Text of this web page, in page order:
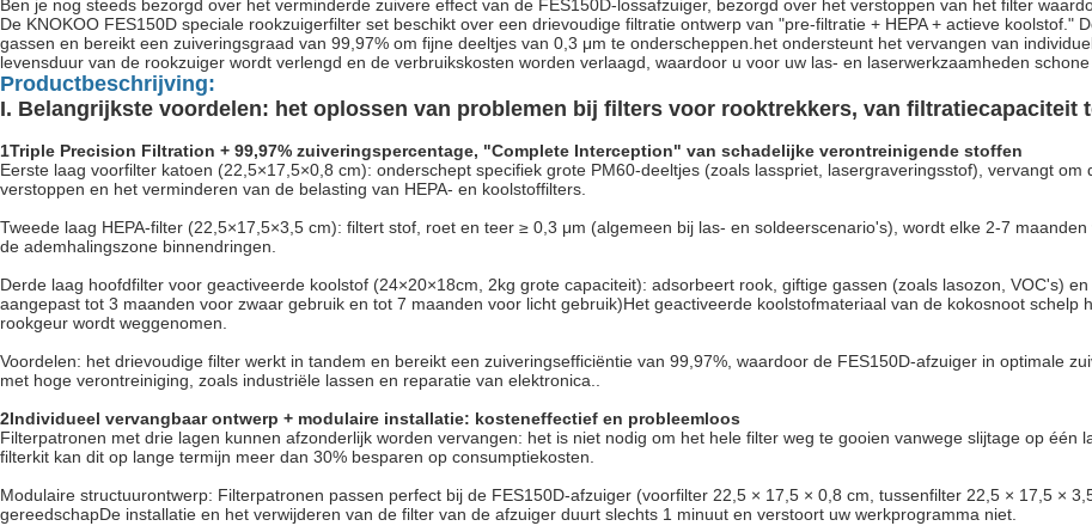
Ben je nog steeds bezorgd over het verminderde zuivere effect van de FES150D-lossafzuiger, bezorgd over het verstoppen van het filter
De KNOKOO FES150D speciale rookzuigerfilter set beschikt over een drievoudige filtratie ontwerp van "pre-filtratie + HEPA + actieve
gassen en bereikt een zuiveringsgraad van 99,97% om fijne deeltjes van 0,3 μm te onderscheppen.het ondersteunt het vervangen van
levensduur van de rookzuiger wordt verlengd en de verbruikskosten worden verlaagd, waardoor u voor uw las- en laserwerkzaamheden schone
Productbeschrijving:
I. Belangrijkste voordelen: het oplossen van problemen bij filters voor rooktrekkers, van filtratiecapaciteit
1Triple Precision Filtration + 99,97% zuiveringspercentage, "Complete Interception" van schadelijke verontreinigende stoffen
Eerste laag voorfilter katoen (22,5×17,5×0,8 cm): onderschept specifiek grote PM60-deeltjes (zoals lasspriet, lasergraveringsstof), vervangt
verstoppen en het verminderen van de belasting van HEPA- en koolstoffilters.
Tweede laag HEPA-filter (22,5×17,5×3,5 cm): filtert stof, roet en teer ≥ 0,3 μm (algemeen bij las- en soldeerscenario's), wordt elke 2-7
de ademhalingszone binnendringen.
Derde laag hoofdfilter voor geactiveerde koolstof (24×20×18cm, 2kg grote capaciteit): adsorbeert rook, giftige gassen (zoals lasozon, VOC's)
aangepast tot 3 maanden voor zwaar gebruik en tot 7 maanden voor licht gebruik)Het geactiveerde koolstofmateriaal van de kokosnoot
rookgeur wordt weggenomen.
Voordelen: het drievoudige filter werkt in tandem en bereikt een zuiveringsefficiëntie van 99,97%, waardoor de FES150D-afzuiger in optimale
met hoge verontreiniging, zoals industriële lassen en reparatie van elektronica..
2Individueel vervangbaar ontwerp + modulaire installatie: kosteneffectief en probleemloos
Filterpatronen met drie lagen kunnen afzonderlijk worden vervangen: het is niet nodig om het hele filter weg te gooien vanwege slijtage op
filterkit kan dit op lange termijn meer dan 30% besparen op consumptiekosten.
Modulaire structuurontwerp: Filterpatronen passen perfect bij de FES150D-afzuiger (voorfilter 22,5 × 17,5 × 0,8 cm, tussenfilter 22,5 × 17,5 ×
gereedschapDe installatie en het verwijderen van de filter van de afzuiger duurt slechts 1 minuut en verstoort uw werkprogramma niet.